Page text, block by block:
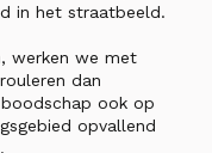
in het straatbeeld.
werken we met
dan
ook op
opvallend